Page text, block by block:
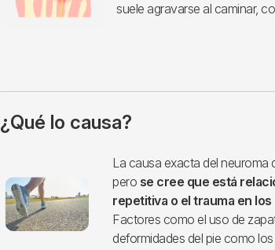
suele agravarse al caminar,
¿Qué lo causa?
La causa exacta del neuroma
pero se cree que está
repetitiva o el trauma en
Factores como el uso de
deformidades del pie como